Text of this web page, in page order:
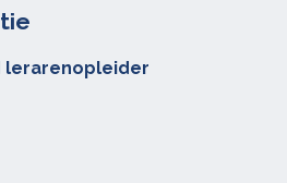
lerarenopleider